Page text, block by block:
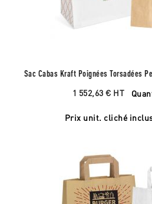
Sac Cabas Kraft Poignées Torsadées
1 552,63 € HT
Prix unit. cliché